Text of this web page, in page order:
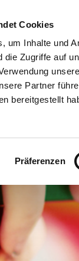
Cookies
um Inhalte und
die Zugriffe auf
Partner
bereitgestellt
Präferenzen